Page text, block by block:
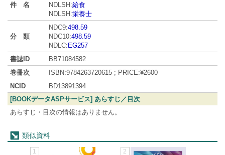
件 名
NDLSH:給食
NDLSH:栄養士
分 類
NDC9:498.59
NDC10:498.59
NDLC:EG257
書誌ID
BB71084582
巻冊次
ISBN:9784263720615 ; PRICE:¥2600
NCID
BD13891394
[BOOKデータASPサービス] あらすじ／目次
あらすじ・目次の情報はありません。
類似資料
1 2